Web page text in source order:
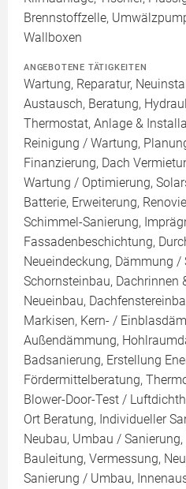
Brennstoffzelle,
Wallboxen
ANGEBOTENE TÄTIGKEITEN
Wartung, Reparatur,
Austausch, Beratung,
Thermostat, Anlage &
Reinigung / Wartung,
Finanzierung, Dach
Wartung / Optimierung,
Batterie, Erweiterung,
Schimmel-Sanierung,
Fassadenbeschichtung,
Neueindeckung, Dämmung /
Schornsteinbau, Dachrinnen
Neueinbau,
Markisen, Kern- /
Außendämmung,
Badsanierung, Erstellung
Fördermittelberatung,
Blower-Door-Test /
Ort Beratung, Individueller
Neubau, Umbau /
Bauleitung, Vermessung,
Sanierung / Umbau,